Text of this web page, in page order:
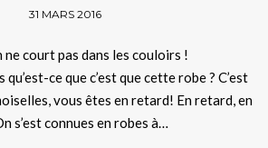
31 MARS 2016
ne court pas dans les couloirs !
ce que c’est que cette robe ? C’est
vous êtes en retard! En retard, en
s’est connues en robes à…